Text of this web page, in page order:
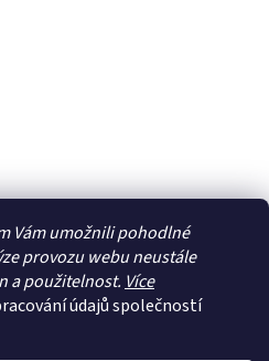
Vám umožnili pohodlné
provozu webu neustále
a použitelnost. Více
údajů společností